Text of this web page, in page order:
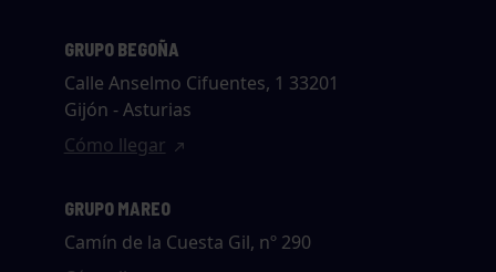
GRUPO BEGOÑA
Calle Anselmo Cifuentes, 1 33201
Gijón - Asturias
Cómo llegar
GRUPO MAREO
Camín de la Cuesta Gil, nº 290